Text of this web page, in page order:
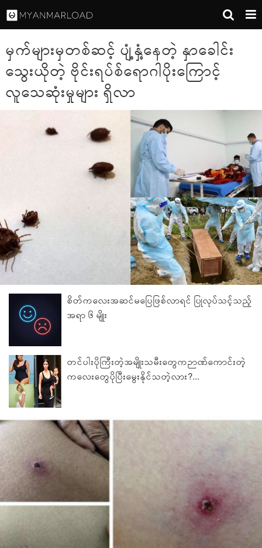
မှက်များမှတစ်ဆင့် ပျံ့နှံ့နေတဲ့ နှာခေါင်း
သွေးယိုတဲ့ ဗိုင်းရပ်စ်ရောဂါပိုးကြောင့်
လူသေဆုံးမှုများ ရှိလာ
စိတ်ကလေးအဆင်မပြေဖြစ်လာရင် ပြုလုပ်သင့်သည့်
အရာ ၆ မျိုး
တင်ပါးပိုကြီးတဲ့အမျိုးသမီးတွေကဉာဏ်ကောင်းတဲ့
ကလေးတွေပိုပြီးမွေးနိုင်သတဲ့လား?...